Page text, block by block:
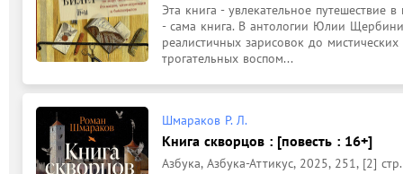
Эта книга - увлекательное путешествие
- сама книга. В антологии Юлии
реалистичных зарисовок до
трогательных воспом...
Шмараков Р. Л.
Книга скворцов : [повесть : 16+]
Азбука, Азбука-Аттикус, 2025, 251, [2] стр.